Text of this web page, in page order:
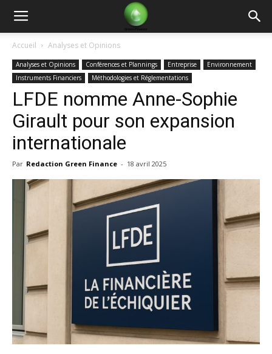
Green
Finance
Accueil Analyses et Opinions
Analyses et Opinions Conférences et Plannings Entreprise
Environnement
Instruments Financiers
Méthodologies et Réglementations
LFDE nomme Anne-Sophie
Girault pour son expansion
internationale
Par Redaction Green Finance - 18 avril 2025